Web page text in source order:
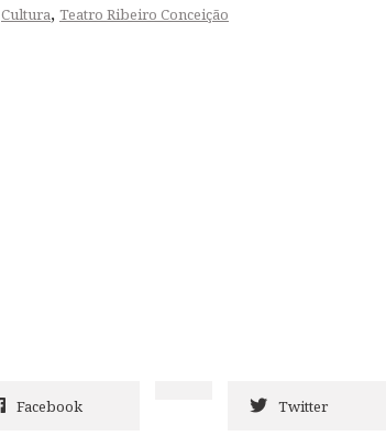
Cultura, Teatro Ribeiro Conceição
Facebook Twitter